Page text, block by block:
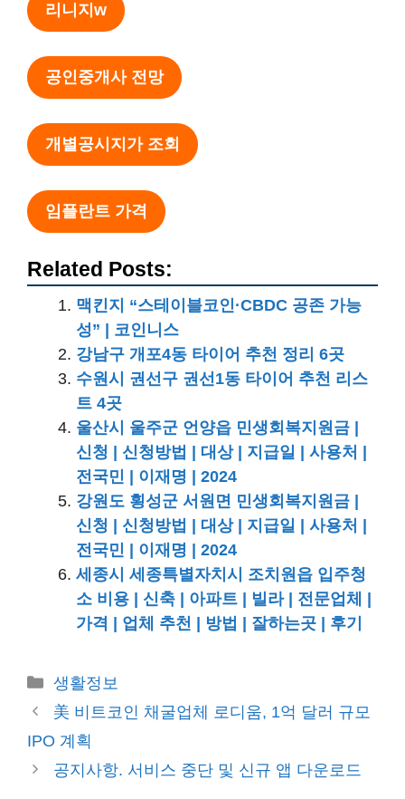
리니지w
공인중개사 전망
개별공시지가 조회
임플란트 가격
Related Posts:
맥킨지 “스테이블코인·CBDC 공존 가능
성” | 코인니스
강남구 개포4동 타이어 추천 정리 6곳
수원시 권선구 권선1동 타이어 추천 리스
트 4곳
울산시 울주군 언양읍 민생회복지원금 |
신청 | 신청방법 | 대상 | 지급일 | 사용처 |
전국민 | 이재명 | 2024
강원도 횡성군 서원면 민생회복지원금 |
신청 | 신청방법 | 대상 | 지급일 | 사용처 |
전국민 | 이재명 | 2024
세종시 세종특별자치시 조치원읍 입주청
소 비용 | 신축 | 아파트 | 빌라 | 전문업체 |
가격 | 업체 추천 | 방법 | 잘하는곳 | 후기
카
테
생활정보
美 비트코인 채굴업체 로디움, 1억 달러 규모
IPO 계획
공지사항. 서비스 중단 및 신규 앱 다운로드